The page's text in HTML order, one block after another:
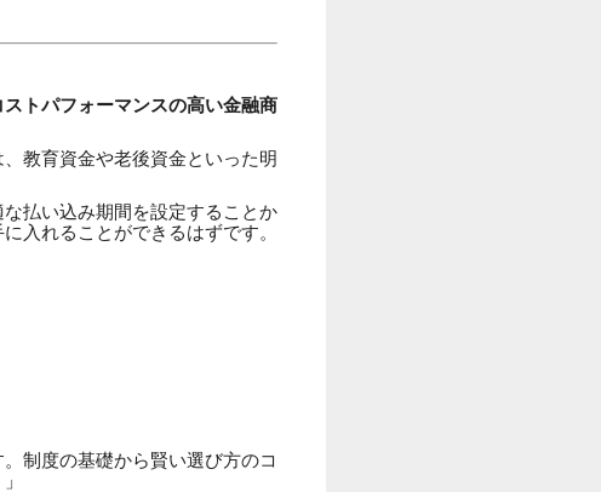
トパフォーマンスの高い金融商
教育資金や老後資金といった明
払い込み期間を設定することか
入れることができるはずです。
制度の基礎から賢い選び方のコ